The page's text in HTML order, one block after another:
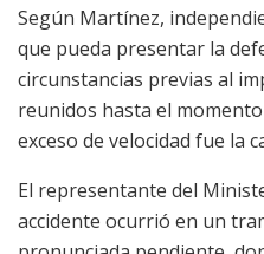
Según Martínez,
que pueda presentar la
circunstancias previas al
reunidos hasta el
exceso de velocidad fue la
El representante del
accidente ocurrió en un